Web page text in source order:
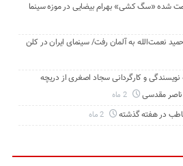
شده «سگ کشی» بهرام بیضایی در موزه سینما
نعمت‌الله به آلمان رفت/ سینمای ایران در کلن
نویسندگی و کارگردانی سجاد اصغری از دریچه
ناصر مقدسی
2 ماه
2 ماه